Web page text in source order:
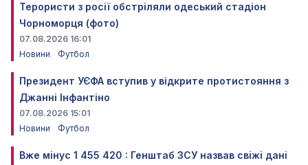
Терористи з росії обстріляли одеський стадіон
Чорноморця (фото)
07.08.2026 16:01
Новини
Футбол
Президент УЄФА вступив у відкрите протистояння з
Джанні Інфантіно
07.08.2026 15:01
Новини
Футбол
Вже мінус 1 455 420 : Генштаб ЗСУ назвав свіжі дані